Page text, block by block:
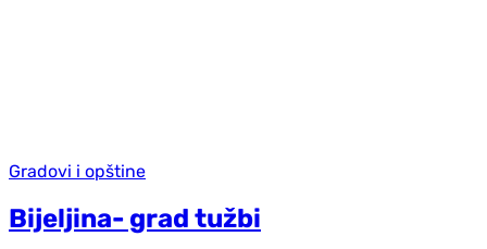
Gradovi i opštine
Bijeljina- grad tužbi